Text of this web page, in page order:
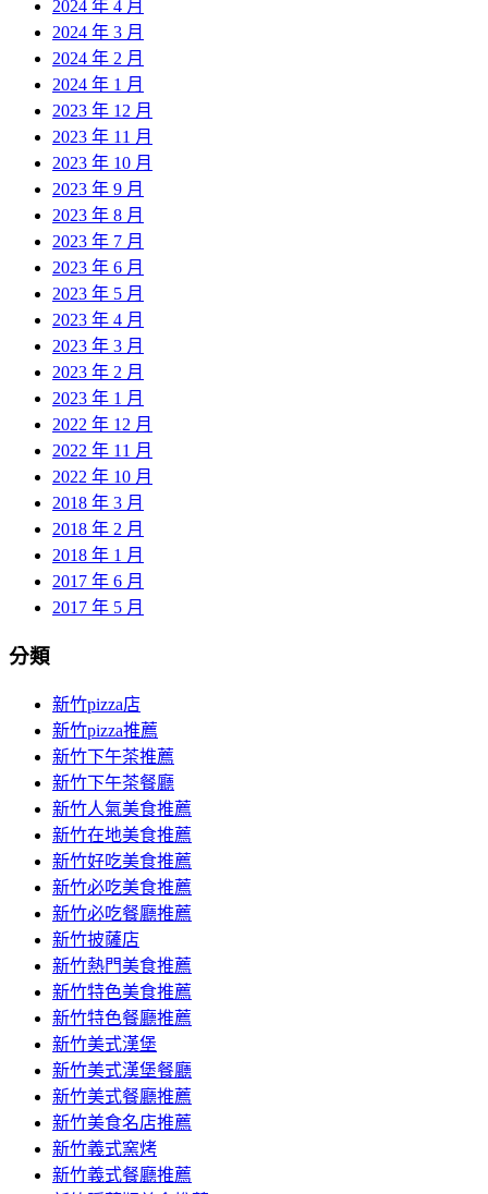
2024 年 4 月
2024 年 3 月
2024 年 2 月
2024 年 1 月
2023 年 12 月
2023 年 11 月
2023 年 10 月
2023 年 9 月
2023 年 8 月
2023 年 7 月
2023 年 6 月
2023 年 5 月
2023 年 4 月
2023 年 3 月
2023 年 2 月
2023 年 1 月
2022 年 12 月
2022 年 11 月
2022 年 10 月
2018 年 3 月
2018 年 2 月
2018 年 1 月
2017 年 6 月
2017 年 5 月
分類
新竹pizza店
新竹pizza推薦
新竹下午茶推薦
新竹下午茶餐廳
新竹人氣美食推薦
新竹在地美食推薦
新竹好吃美食推薦
新竹必吃美食推薦
新竹必吃餐廳推薦
新竹披薩店
新竹熱門美食推薦
新竹特色美食推薦
新竹特色餐廳推薦
新竹美式漢堡
新竹美式漢堡餐廳
新竹美式餐廳推薦
新竹美食名店推薦
新竹義式窯烤
新竹義式餐廳推薦